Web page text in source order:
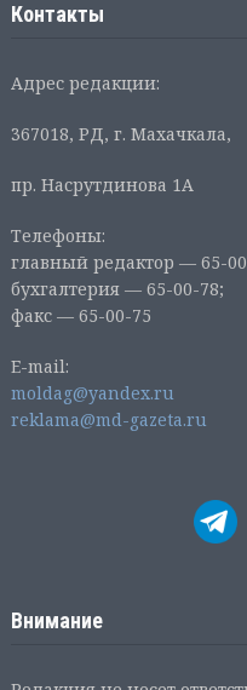
Контакты
Адрес редакции:
367018, РД, г. Махачкала,
пр. Насрутдинова 1А
Телефоны:
главный редактор — 65-
бухгалтерия — 65-00-78;
факс — 65-00-75
E-mail:
moldag@yandex.ru
reklama@md-gazeta.ru
Внимание